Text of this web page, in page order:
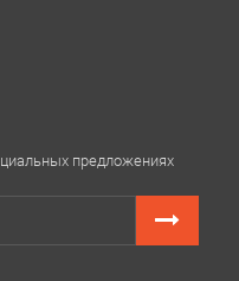
предложениях